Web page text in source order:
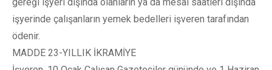
işyerinde çalışanların yemek bedelleri işveren tarafından
ödenir.
MADDE 23-YILLIK İKRAMİYE